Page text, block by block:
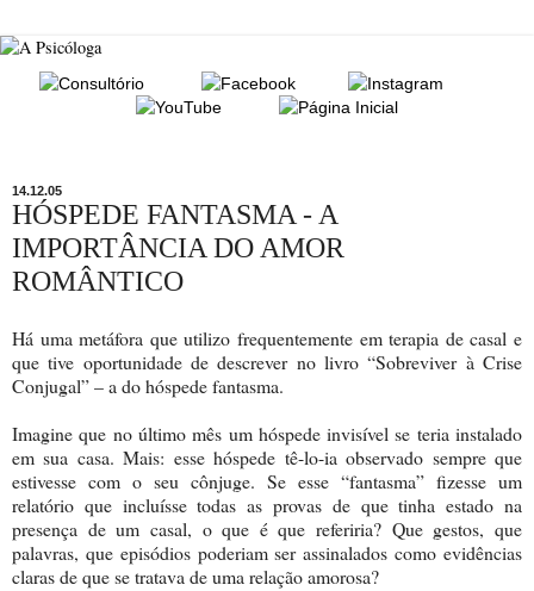
14.12.05
HÓSPEDE FANTASMA - A
IMPORTÂNCIA DO AMOR
ROMÂNTICO
Há uma metáfora que utilizo frequentemente em terapia de casal e
que tive oportunidade de descrever no livro “Sobreviver à Crise
Conjugal” – a do hóspede fantasma.
Imagine que no último mês um hóspede invisível se teria instalado
em sua casa. Mais: esse hóspede tê-lo-ia observado sempre que
estivesse com o seu cônjuge. Se esse “fantasma” fizesse um
relatório que incluísse todas as provas de que tinha estado na
presença de um casal, o que é que referiria? Que gestos, que
palavras, que episódios poderiam ser assinalados como evidências
claras de que se tratava de uma relação amorosa?